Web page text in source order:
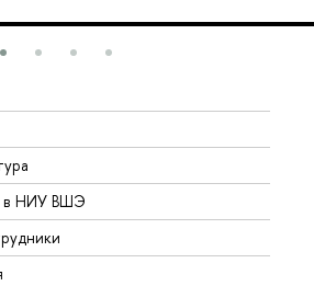
в НИУ ВШЭ